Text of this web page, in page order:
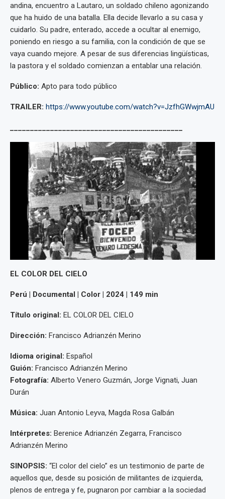
andina, encuentro a Lautaro, un soldado chileno agonizando
que ha huido de una batalla. Ella decide llevarlo a su casa y
cuidarlo. Su padre, enterado, accede a ocultar al enemigo,
poniendo en riesgo a su familia, con la condición de que se
vaya cuando mejore. A pesar de sus diferencias lingüísticas,
la pastora y el soldado comienzan a entablar una relación.
Público: Apto para todo público
TRAILER: https://www.youtube.com/watch?v=JzfhGWwjmAU
EL COLOR DEL CIELO
Perú | Documental | Color | 2024 | 149 min
Título original: EL COLOR DEL CIELO
Dirección: Francisco Adrianzén Merino
Idioma original: Español
Guión: Francisco Adrianzén Merino
Fotografía: Alberto Venero Guzmán, Jorge Vignati, Juan
Durán
Música: Juan Antonio Leyva, Magda Rosa Galbán
Intérpretes: Berenice Adrianzén Zegarra, Francisco
Adrianzén Merino
SINOPSIS: “El color del cielo” es un testimonio de parte de
aquellos que, desde su posición de militantes de izquierda,
plenos de entrega y fe, pugnaron por cambiar a la sociedad